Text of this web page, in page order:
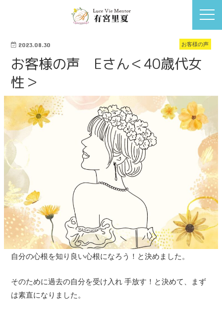
お客様の声
2023.08.30
お客様の声 Eさん＜40歳代女
性＞
自分の心根を知り良い心根になろう！と決めました。
そのために過去の自分を受け入れ 手放す！と決めて、まず
は素直になりました。